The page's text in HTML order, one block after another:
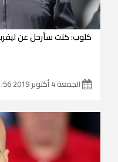
كلوب: كنت سأرحل عن
الجمعة 4 أكتوبر 2019 20:31:56